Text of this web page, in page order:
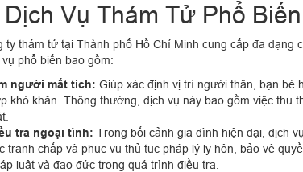
Vụ Thám Tử Phổ
ty thám tử tại Thành phố Hồ Chí Minh cung cấp đa dạng
phổ biến bao gồm:
người mất tích: Giúp xác định vị trí người thân, bạn bè
khó khăn. Thông thường, dịch vụ này bao gồm việc thu
tra ngoại tình: Trong bối cảnh gia đình hiện đại, dịch
tranh chấp và phục vụ thủ tục pháp lý ly hôn, bảo vệ
luật và đạo đức trong quá trình điều tra.